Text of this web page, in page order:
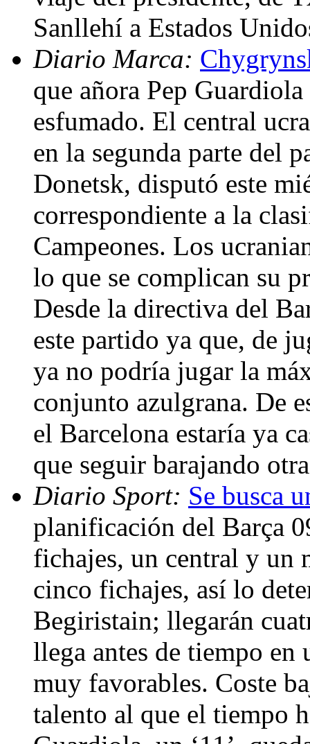
Sanllehí a Estados
Diario Marca:
que añora Pep
esfumado. El central
en la segunda parte del
Donetsk, disputó este
correspondiente a la
Campeones. Los
lo que se complican su
Desde la directiva del
este partido ya que, de
ya no podría jugar la
conjunto azulgrana. De
el Barcelona estaría ya
que seguir barajando
Diario Sport: Se busca
planificación del Barça
fichajes, un central y un
cinco fichajes, así lo
Begiristain; llegarán
llega antes de tiempo en
muy favorables. Coste
talento al que el tiempo